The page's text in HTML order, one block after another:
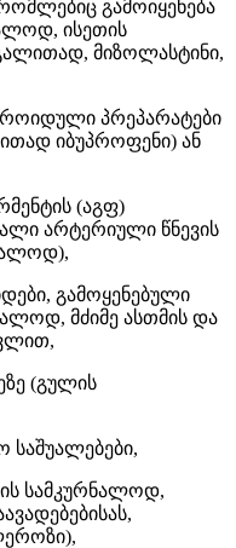
გამოიყენება
ისეთის
მიზოლასტინი,
პრეპარატები
იბუპროფენი) ან
(აგფ)
არტერიული წნევის
გამოყენებული
მძიმე ასთმის და
(გულის
სამკურნალოდ,